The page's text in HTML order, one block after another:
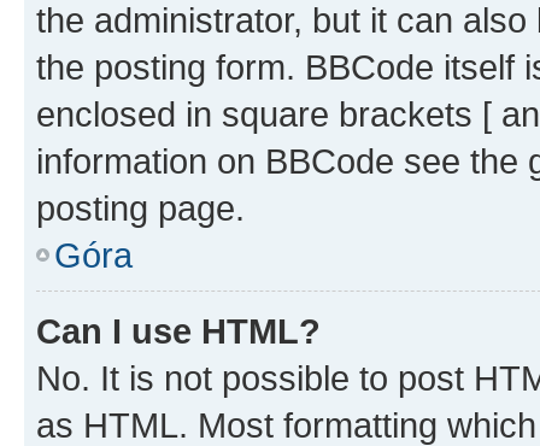
the administrator, but it can
the posting form. BBCode itself
enclosed in square brackets [
information on BBCode see
posting page.
Góra
Can I use HTML?
No. It is not possible to post
as HTML. Most formatting